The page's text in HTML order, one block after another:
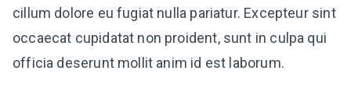
cillum dolore eu fugiat nulla pariatur. Excepteur sint
occaecat cupidatat non proident, sunt in culpa qui
officia deserunt mollit anim id est laborum.